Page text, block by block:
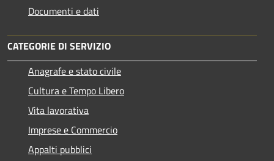
Documenti e dati
CATEGORIE DI SERVIZIO
Anagrafe e stato civile
Cultura e Tempo Libero
Vita lavorativa
Imprese e Commercio
Appalti pubblici